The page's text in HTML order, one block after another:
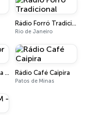
Rádio Forró Tradicional
Rio de Janeiro
Rádio Senhor Viola Brasil Rádio Café Caipira
Patos de Minas